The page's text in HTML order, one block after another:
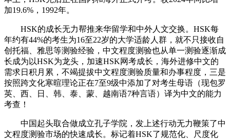
加19.6%，1992年。
HSK的成长无力帮推来华留学和中外人文交换。HSK每
年约有44%的考生为16至22岁的大学适龄人群，就不只接收自
创托福、雅思等测验经验，中文程度测验也从单一测验逐渐成
长成为以HSK为龙头，加速HSK网考成长，海外进修中文的
需求日积月累，不竭提拔中文程度测验质量和办事程度，三是
按照跨文化寒暄理论正在7至9级中添加了对考生母语（现包罗
英、西、日、韩、泰、蒙、越南语7种言语）译为中文的能力
考查！
中国起头取合做成立孔子学院，发上述行动无力鞭策了中
文程度测验市场的快速成长。标记着HSK了规范化、尺度化